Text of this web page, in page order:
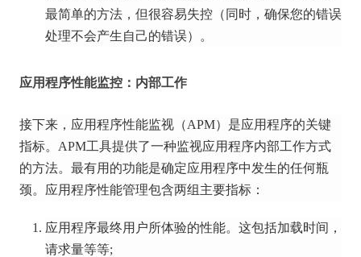
最简单的方法，但很容易失控（同时，确保您的错误
处理不会产生自己的错误）。
应用程序性能监控：内部工作
接下来，应用程序性能监视（APM）是应用程序的关键
指标。 APM工具提供了一种监视应用程序内部工作方式
的方法。 最有用的功能是确定应用程序中发生的任何瓶
颈。 应用程序性能管理包含两组主要指标：
应用程序最终用户所体验的性能。 这包括加载时间，
请求量等等;